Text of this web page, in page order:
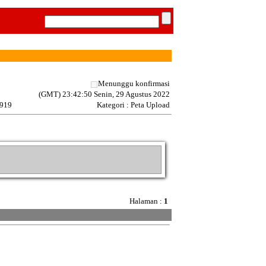
Menunggu konfirmasi
(GMT) 23:42:50 Senin, 29 Agustus 2022
Kategori : Peta Upload
Halaman : 1